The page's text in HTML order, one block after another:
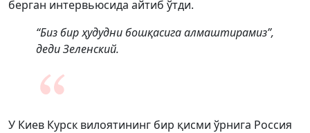
берган интервьюсида айтиб ўтди.
“Биз бир ҳудудни бошқасига алмаштирамиз”,
деди Зеленский.
У Киев Курск вилоятининг бир қисми ўрнига Россия